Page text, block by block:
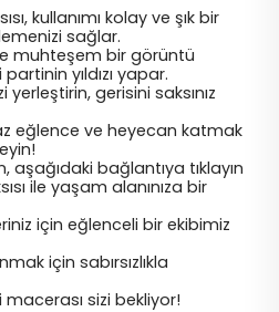
kullanımı kolay ve şık bir
sağlar.
muhteşem bir görüntü
yıldızı yapar.
gerisini saksınız
eğlence ve heyecan katmak
aşağıdaki bağlantıya tıklayın
ile yaşam alanınıza bir
için eğlenceli bir ekibimiz
için sabırsızlıkla
sizi bekliyor!